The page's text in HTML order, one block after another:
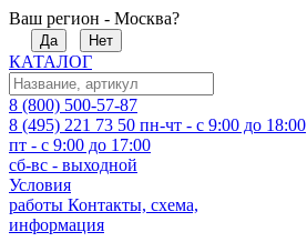
Ваш регион - Москва?
Да Нет
КАТАЛОГ
8 (800) 500-57-87
8 (495) 221 73 50 пн-чт - с 9:00 до 18:00
пт - с 9:00 до 17:00
сб-вс - выходной
Условия
работы Контакты, схема,
информация